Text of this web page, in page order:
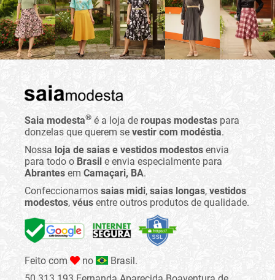
Saia modesta® é a loja de roupas modestas para
donzelas que querem se vestir com modéstia.
Nossa loja de saias e vestidos modestos envia
para todo o Brasil e envia especialmente para
Abrantes em Camaçari, BA.
Confeccionamos saias midi, saias longas, vestidos
modestos, véus entre outros produtos de qualidade.
Feito com no
Brasil.